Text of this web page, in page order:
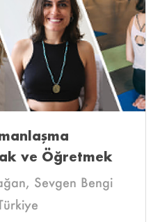
ve Öğretmek
Sevgen Bengi